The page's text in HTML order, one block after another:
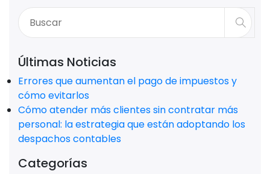
Últimas Noticias
Errores que aumentan el pago de impuestos y
cómo evitarlos
Cómo atender más clientes sin contratar más
personal: la estrategia que están adoptando los
despachos contables
Categorías